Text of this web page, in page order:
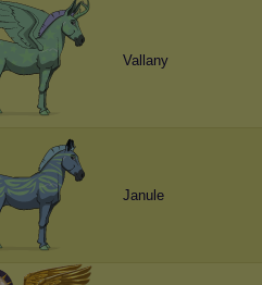
Vallany
Janule